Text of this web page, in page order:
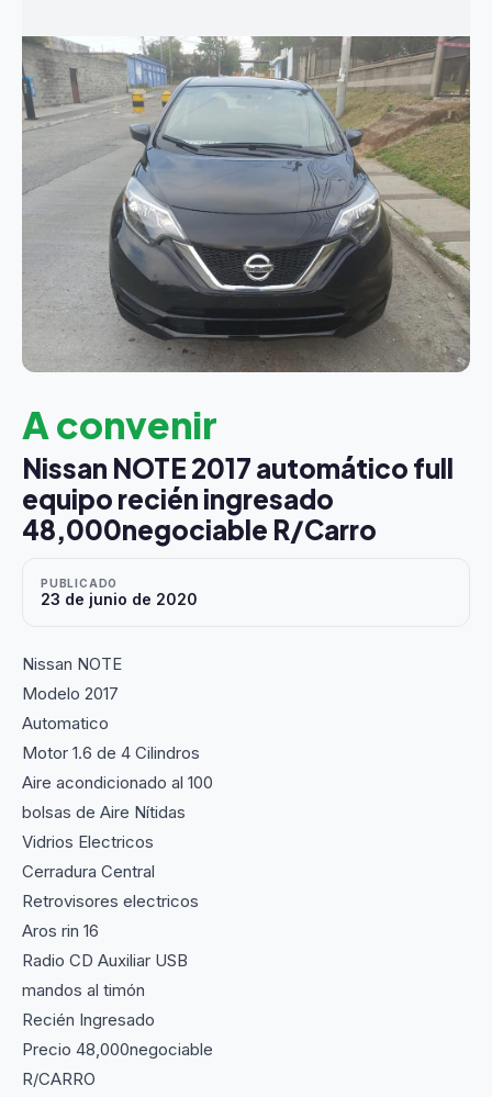
A convenir
Nissan NOTE 2017 automático full
equipo recién ingresado
48,000negociable R/Carro
PUBLICADO
23 de junio de 2020
Nissan NOTE
Modelo 2017
Automatico
Motor 1.6 de 4 Cilindros
Aire acondicionado al 100
bolsas de Aire Nítidas
Vidrios Electricos
Cerradura Central
Retrovisores electricos
Aros rin 16
Radio CD Auxiliar USB
mandos al timón
Recién Ingresado
Precio 48,000negociable
R/CARRO